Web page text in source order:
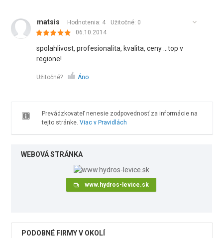
matsis Hodnotenia: 4 Užitočné: 0
06.10.2014
spolahlivost, profesionalita, kvalita, ceny ...top v
regione!
Užitočné? Áno
Prevádzkovateľ nenesie zodpovednosť za informácie na
tejto stránke. Viac v Pravidlách
WEBOVÁ STRÁNKA
www.hydros-levice.sk
PODOBNÉ FIRMY V OKOLÍ